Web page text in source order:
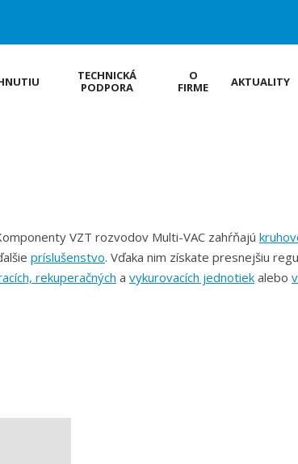
TECHNICKÁ
PODPORA
O
FIRME
AKTUALITY
VZT rozvodov Multi-VAC zahŕňajú
príslušenstvo. Vďaka nim získate presnejšiu
rekuperačných a vykurovacích jednotiek alebo